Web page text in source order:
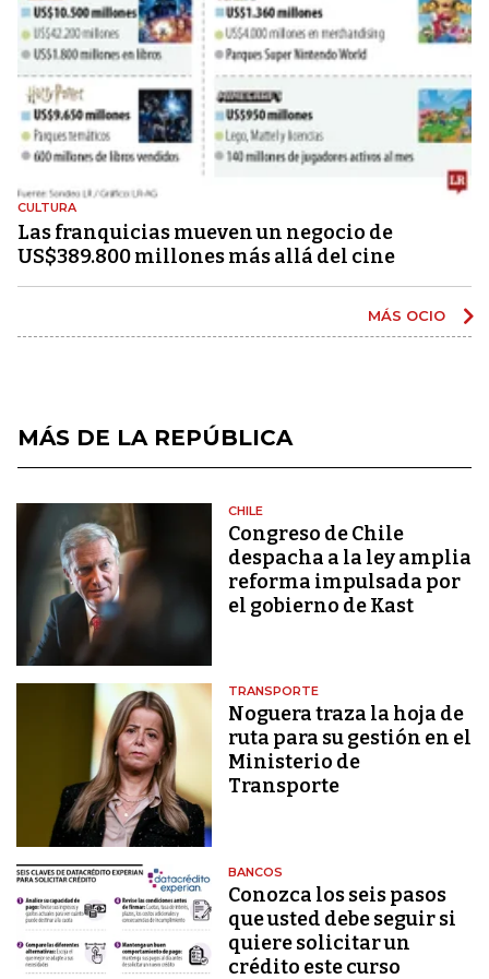
CULTURA
Las franquicias mueven un negocio de
US$389.800 millones más allá del cine
MÁS OCIO
MÁS DE LA REPÚBLICA
CHILE
Congreso de Chile
despacha a la ley amplia
reforma impulsada por
el gobierno de Kast
TRANSPORTE
Noguera traza la hoja de
ruta para su gestión en el
Ministerio de
Transporte
BANCOS
Conozca los seis pasos
que usted debe seguir si
quiere solicitar un
crédito este curso